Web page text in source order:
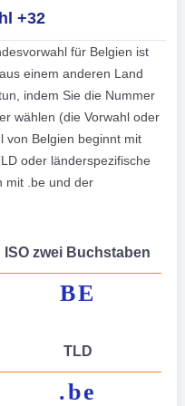
+32
für Belgien ist
einem anderen Land
indem Sie die Nummer
wählen (die Vorwahl oder
von Belgien beginnt mit
oder länderspezifische
mit .be und der
ISO zwei Buchstaben
BE
TLD
.be